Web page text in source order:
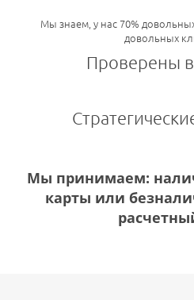
Мы знаем, у нас 70%
довольных
Проверены
Мы принимаем:
карты или